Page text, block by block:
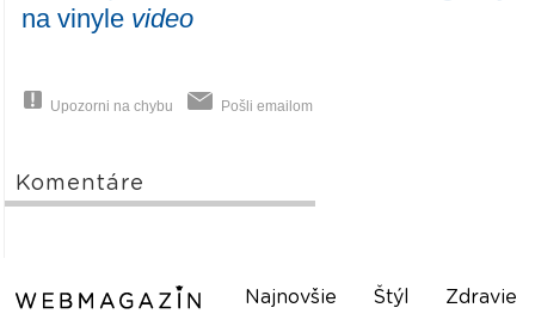
na vinyle video
Upozorni na chybu Pošli emailom
Komentáre
Najnovšie Štýl Zdravie